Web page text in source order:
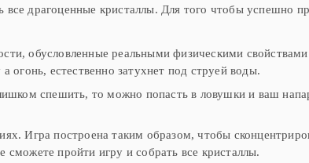
драгоценные кристаллы. Для того чтобы успешно
обусловленные реальными физическими
огонь, естественно затухнет под струей воды.
спешить, то можно попасть в ловушки и ваш
Игра построена таким образом, чтобы
пройти игру и собрать все кристаллы.